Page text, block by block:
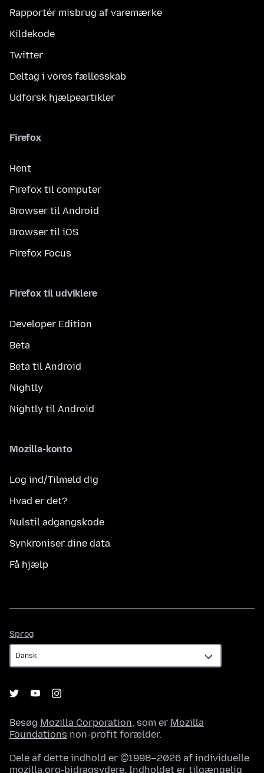
Rapportér misbrug af varemærke
Kildekode
Twitter
Deltag i vores fællesskab
Udforsk hjælpeartikler
Firefox
Hent
Firefox til computer
Browser til Android
Browser til iOS
Firefox Focus
Firefox til udviklere
Developer Edition
Beta
Beta til Android
Nightly
Nightly til Android
Mozilla-konto
Log ind/Tilmeld dig
Hvad er det?
Nulstil adgangskode
Synkroniser dine data
Få hjælp
Sprog
Besøg Mozilla Corporation, som er Mozilla
Foundations non-profit forælder.
Dele af dette indhold er ©1998–2026 af individuelle
mozilla.org-bidragsydere. Indholdet er tilgængelig